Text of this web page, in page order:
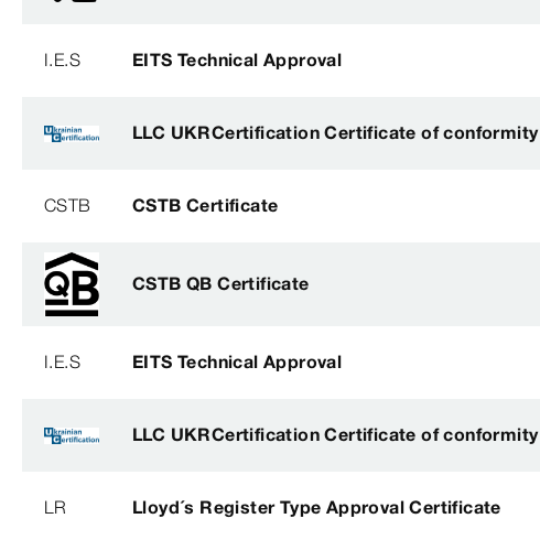
I.E.S EITS Technical Approval
LLC UKRCertification Certificate of conformity
CSTB CSTB Certificate
CSTB QB Certificate
I.E.S EITS Technical Approval
LLC UKRCertification Certificate of conformity
LR Lloyd´s Register Type Approval Certificate